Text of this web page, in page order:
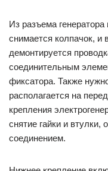
Из разъема
снимается колпачок, и
демонтируется
соединительным
фиксатора. Также
располагается на
крепления
снятие гайки и
соединением.